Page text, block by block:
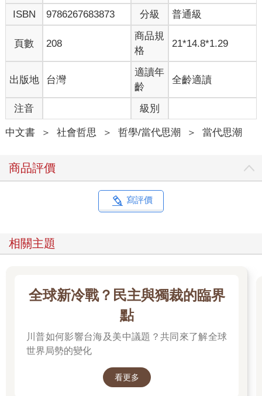
起，「貓熱潮」開始在各地引起話題。
從以上這些歷程，大家應該可以明白，就人類歷史的角度來看，
貓與人之間的關係在現代日本正經歷著巨大的轉變。
ISBN
9786267683873 分級 普通級
頁數 208
商品規
格
21*14.8*1.29
出版地 台灣
適讀年
齡
全齡適讀
注音 級別
中文書 ＞ 社會哲思 ＞ 哲學/當代思潮 ＞ 當代思潮
商品評價
寫評價
相關主題
全球新冷戰？民主與獨裁的臨界
點
川普如何影響台海及美中議題？共同來了解全球
世界局勢的變化
看更多